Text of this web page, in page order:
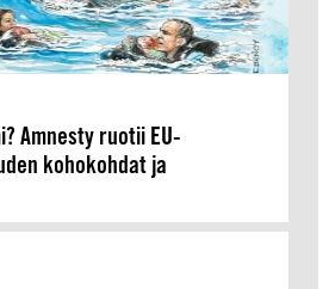
Amnesty ruotii EU-
kohokohdat ja